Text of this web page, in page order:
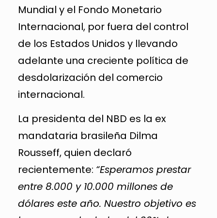
Mundial y el Fondo Monetario
Internacional, por fuera del control
de los Estados Unidos y llevando
adelante una creciente política de
desdolarización del comercio
internacional.
La presidenta del NBD es la ex
mandataria brasileña Dilma
Rousseff, quien declaró
recientemente: “Esperamos prestar
entre 8.000 y 10.000 millones de
dólares este año. Nuestro objetivo es